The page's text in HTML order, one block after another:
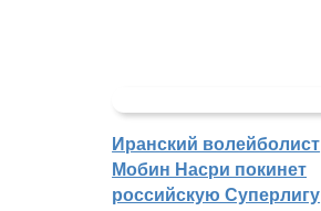
Иранский волейболист
Мобин Насри покинет
российскую Суперлигу